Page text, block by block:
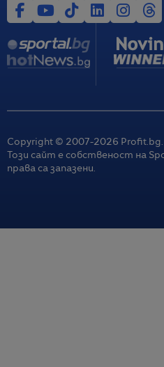
Copyright © 2007-2026 Profit.bg.
Този сайт е собственост на
права са запазени.